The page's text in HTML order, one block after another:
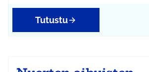
Tutustu